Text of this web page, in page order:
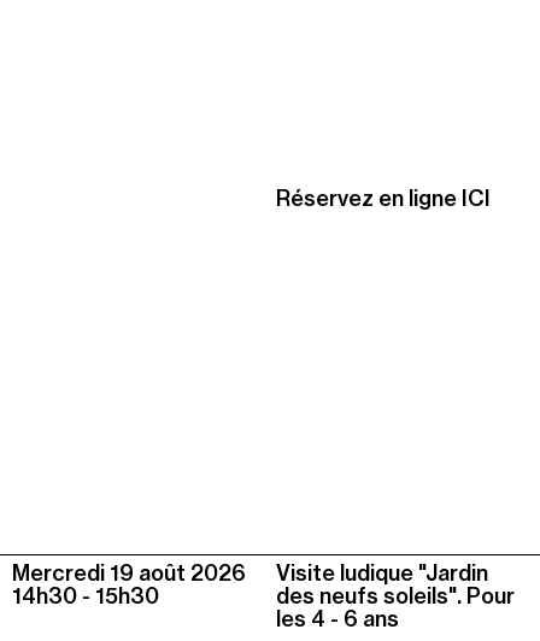
Réservez en ligne ICI
Mercredi 19 août 2026
14h30 - 15h30
Visite ludique "Jardin
des neufs soleils". Pour
les 4 - 6 ans